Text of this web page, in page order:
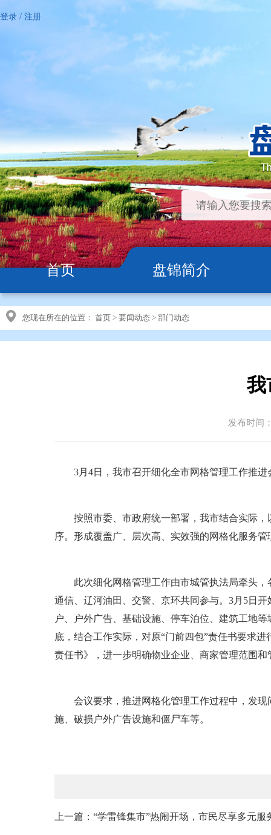
登录 / 注册
首页 盘锦简介
您现在所在的位置： 首页 > 要闻动态 > 部门动态
我
发布时间
3月4日，我市召开细化全市网格管理工作推进
按照市委、市政府统一部署，我市结合实际，
序。形成覆盖广、层次高、实效强的网格化服务管
此次细化网格管理工作由市城管执法局牵头，
通信、辽河油田、交警、京环共同参与。3月5日
户、户外广告、基础设施、停车泊位、建筑工地
底，结合工作实际，对原“门前四包”责任书要求
责任书》，进一步明确物业企业、商家管理范围和
会议要求，推进网格化管理工作过程中，发现
施、破损户外广告设施和僵尸车等。
上一篇：“学雷锋集市”热闹开场，市民尽享多元服